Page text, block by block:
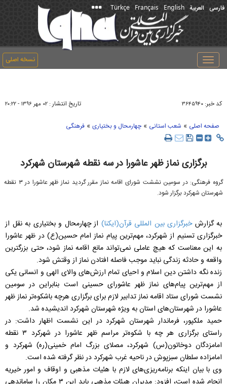
فارسی العربیة English
Français
Türkçe
نسخه اصلی
Toggle
navigation
کد خبر: ۳۶۴۵۹۴۰ تاریخ انتشار : ۰۲ مهر ۱۳۹۶ - ۲۰:۲۲
صفحه اصلی » شعب استانی » چهارمحال و بختیاری » فرهنگی
برگزاری نماز ظهر عاشورا در سه نقطه‌ شهرستان‌ شهرکرد
گروه فرهنگی: در سومین‌ نششت‌ شورای اقامه نماز مقرر گردید نماز ظهر عاشورا در ۳ نقطه‌
شهرستان شهرکرد برگزار شود.
به گزارشخبرگزاری بین المللی قرآن(ایکنا) از چهارمحال و بختیاری به نقل از
خبرگزاری تسنیم از شهرکرد، مهم‌ترین پیام نماز امام حسین(ع) در ظهر عاشورا
به این معناست که هیچ عاملی نمی‌تواند مانع اقامه نماز شود، حتی بزرگترین
واقعه و حادثه زندگی نباید موجب فاصله افتادن نماز از وقتش شود.
زنده نگه داشتن دین اسلام و احیای تمام ارزش‌های والای الهی و انسانی یکی
از مهم‌ترین پیام‌های نماز ظهر عاشورای حسینی است بنابراین در سومین
نشست شورای ستاد اقامه نماز تدابیر لازم برای برگزاری هرچه باشکوه‌تر نماز ظهر
عاشورا در شهرستان‌های استان به ویژه شهرستان شهرکرد اندیشیده شد.
حمید ملکپور، فرماندار شهرستان شهرکرد در این نشست اظهار داشت: در
راستای برگزاری هر چه با شکوه‌تر مراسم ظهر عاشورا در شهرکرد ۳ نقطه
امامزدگان دوخاتون(س) شهرکرد، مصلای بزرگ امام خمینی(ره) شهرکرد و
امامزاده سلطان سبزپوش در ناحیه غرب شهرکرد در نظر گرفته شده است.
وی با بیان اینکه برنامه‌ریزی‌های لازم با هئیات مذهبی و اوقاف و امور خیریه